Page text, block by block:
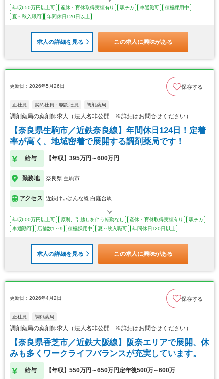
年収650万円以上可 産休・育休取得実績有り 駅チカ 車通勤可
積極採用中
夏～秋入職可
年間休日120日以上
求人の詳細を見る この求人に興味がある
更新日：2026年5月26日 保存する
正社員 契約社員・嘱託社員 調剤薬局
調剤薬局の薬剤師求人（法人名非公開 ※詳細はお問合せください）
【奈良県生駒市／近鉄奈良線】年間休日124日！定着
率が高く、地域密着で展開する調剤薬局です！
給与 【年収】395万円～600万円
勤務地 奈良県 生駒市
アクセス 近鉄けいはんな線 白庭台駅
年収600万円以上可 原則、引越しを伴う転勤なし 産休・育休取得実績有り
駅チカ
車通勤可
店舗数1～9 積極採用中 夏～秋入職可 年間休日120日以上
求人の詳細を見る この求人に興味がある
更新日：2026年4月2日 保存する
正社員 調剤薬局
調剤薬局の薬剤師求人（法人名非公開 ※詳細はお問合せください）
【奈良県香芝市／近鉄大阪線】阪奈エリアで展開、休
みも多くワークライフバランスが充実しています。
給与 【年収】550万円～650万円定年後500万～600万